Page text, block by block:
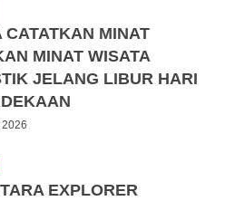
CATATKAN MINAT
MINAT WISATA
JELANG LIBUR HARI
2026
EXPLORER